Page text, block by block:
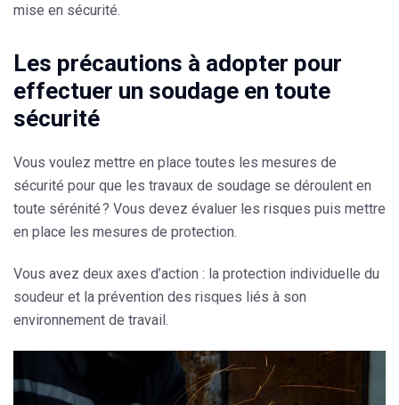
mise en sécurité.
Les précautions à adopter pour
effectuer un soudage en toute
sécurité
Vous voulez mettre en place toutes les mesures de
sécurité pour que les travaux de soudage se déroulent en
toute sérénité ? Vous devez évaluer les risques puis mettre
en place les mesures de protection.
Vous avez deux axes d’action : la protection individuelle du
soudeur et la prévention des risques liés à son
environnement de travail.